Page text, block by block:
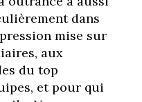
dans
mise sur
aux
du top
et pour qui